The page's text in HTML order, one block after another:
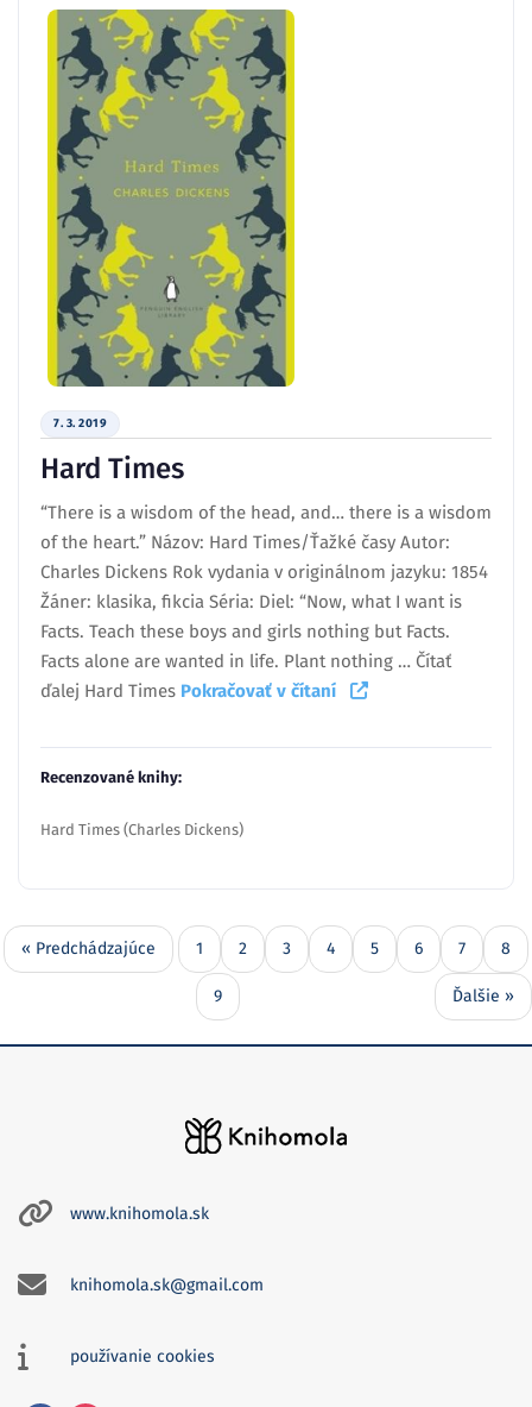
7. 3. 2019
Hard Times
“There is a wisdom of the head, and… there is a wisdom
of the heart.” Názov: Hard Times/Ťažké časy Autor:
Charles Dickens Rok vydania v originálnom jazyku: 1854
Žáner: klasika, fikcia Séria: Diel: “Now, what I want is
Facts. Teach these boys and girls nothing but Facts.
Facts alone are wanted in life. Plant nothing … Čítať
ďalej Hard Times Pokračovať v čítaní
Recenzované knihy:
Hard Times (Charles Dickens)
« Predchádzajúce 1 2 3 4 5 6 7 8
9 Ďalšie »
www.knihomola.sk
knihomola.sk@gmail.com
používanie cookies